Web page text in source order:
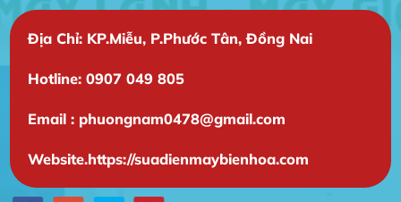
Địa Chỉ: KP.Miễu, P.Phước Tân, Đồng Nai
Hotline: 0907 049 805
Email : phuongnam0478@gmail.com
Website.https://suadienmaybienhoa.com